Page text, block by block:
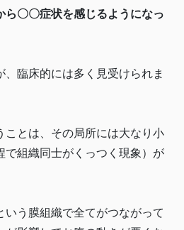
ら〇〇症状を感じるようになっ
、臨床的には多く見受けられま
ことは、その局所には大なり小
で組織同士がくっつく現象）が
いう膜組織で全てがつながって